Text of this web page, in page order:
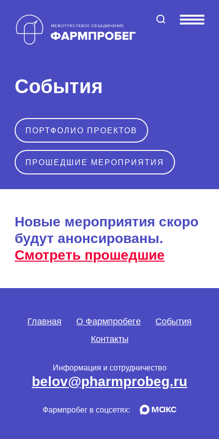
Поиск по сайту
Меню
События
ПОРТФОЛИО ПРОЕКТОВ
ПРОШЕДШИЕ МЕРОПРИЯТИЯ
Новые мероприятия скоро
будут анонсированы.
Смотреть прошедшие
Главная О Фармпробеге
События
Контакты
Информация и сотрудничество
belov@pharmprobeg.ru
Фармпробег в соцсетях: